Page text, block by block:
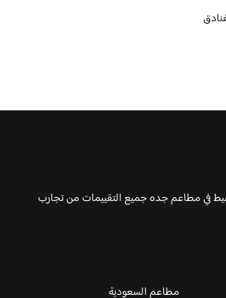
في مطاعم جده جميع التقييمات من تجارب
مطاعم السعودية